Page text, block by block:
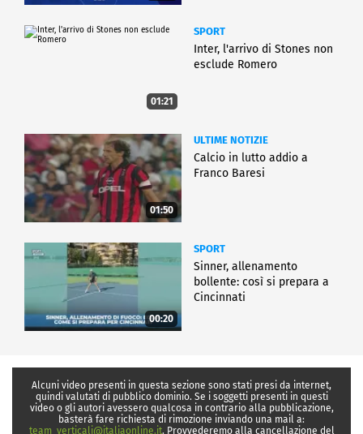
01:21
SPORT
Inter, l'arrivo di Stones non
esclude Romero
01:50
ULTIME NOTIZIE
Calcio in lutto addio a
Franco Baresi
00:20
SPORT
Sinner, allenamento
bollente: così si prepara a
Cincinnati
Alcuni video presenti in questa sezione sono stati presi da internet,
quindi valutati di pubblico dominio. Se i soggetti presenti in questi
video o gli autori avessero qualcosa in contrario alla pubblicazione,
basterà fare richiesta di rimozione inviando una mail a:
team_verticali@italiaonline.it. Provvederemo alla cancellazione del